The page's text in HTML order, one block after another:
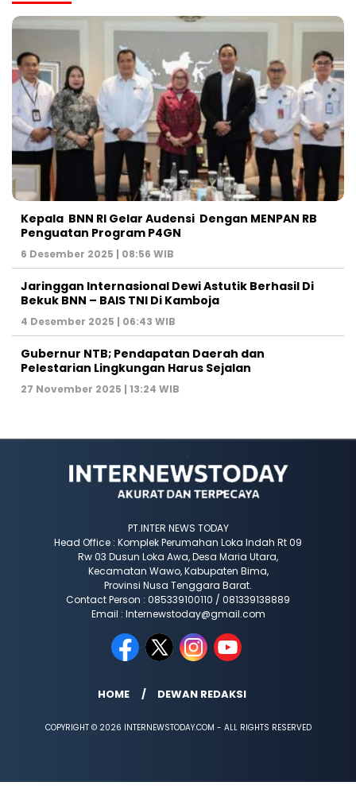
Kepala BNN RI Gelar Audensi Dengan MENPAN RB
Penguatan Program P4GN
6 Desember 2025 | 08:56 WIB
Jaringgan Internasional Dewi Astutik Berhasil Di
Bekuk BNN – BAIS TNI Di Kamboja
4 Desember 2025 | 06:43 WIB
Gubernur NTB; Pendapatan Daerah dan
Pelestarian Lingkungan Harus Sejalan
27 November 2025 | 13:24 WIB
PT.INTER NEWS TODAY
Head Office : Komplek Perumahan Loka Indah Rt 09
Rw 03 Dusun Loka Awa, Desa Maria Utara,
Kecamatan Wawo, Kabupaten Bima,
Provinsi Nusa Tenggara Barat.
Contact Person : 085339100110 / 081339138889
Email : Internewstoday@gmail.com
HOME DEWAN REDAKSI
COPYRIGHT © 2026 INTERNEWSTODAY.COM - ALL RIGHTS RESERVED